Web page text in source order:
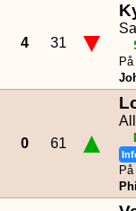
4 31 ▼
0 61 ▲